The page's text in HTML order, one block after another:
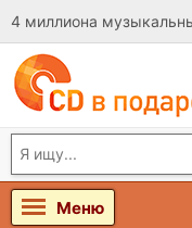
4 миллиона
Меню